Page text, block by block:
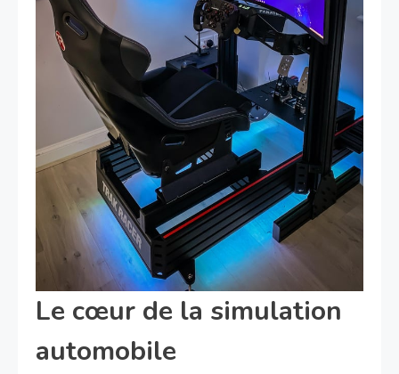
Le cœur de la simulation
automobile